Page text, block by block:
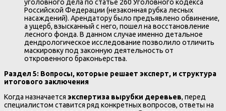
уголовного дела по статье 260 Уголовного кодекса
Российской Федерации (незаконная рубка лесных
насаждений). Арендатору было предъявлено обвинение,
а ущерб, взысканный с него, пошел на восстановление
лесного фонда. В данном случае именно детальное
дендрологическое исследование позволило отличить
маскировку под законную деятельность от
откровенного браконьерства.
Раздел 5: Вопросы, которые решает эксперт, и структура
итогового заключения
Когда назначается экспертиза вырубки деревьев, перед
специалистом ставится ряд конкретных вопросов, ответы на